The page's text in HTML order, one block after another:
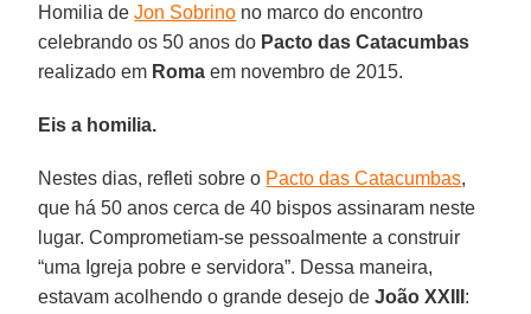
Homilia deJon Sobrino no marco do encontro
celebrando os 50 anos do Pacto das Catacumbas
realizado em Roma em novembro de 2015.
Eis a homilia.
Nestes dias, refleti sobre o Pacto das Catacumbas,
que há 50 anos cerca de 40 bispos assinaram neste
lugar. Comprometiam-se pessoalmente a construir
“uma Igreja pobre e servidora”. Dessa maneira,
estavam acolhendo o grande desejo deJoão XXIII :